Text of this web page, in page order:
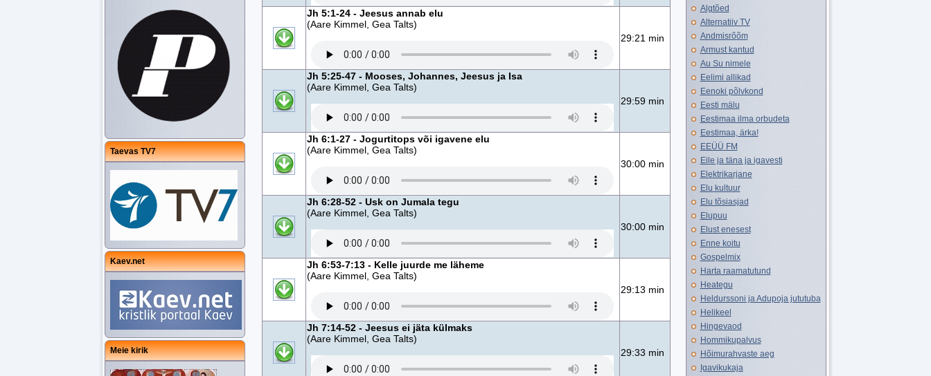
Taevas TV7
Kaev.net
Meie kirik
Jh 5:1-24 - Jeesus annab elu
(Aare Kimmel, Gea Talts)
29:21 min
Jh 5:25-47 - Mooses, Johannes, Jeesus ja Isa
(Aare Kimmel, Gea Talts)
29:59 min
Jh 6:1-27 - Jogurtitops või igavene elu
(Aare Kimmel, Gea Talts)
30:00 min
Jh 6:28-52 - Usk on Jumala tegu
(Aare Kimmel, Gea Talts)
30:00 min
Jh 6:53-7:13 - Kelle juurde me läheme
(Aare Kimmel, Gea Talts)
29:13 min
Jh 7:14-52 - Jeesus ei jäta külmaks
(Aare Kimmel, Gea Talts)
29:33 min
Algtõed
Alternatiiv TV
Andmisrõõm
Armust kantud
Au Su nimele
Eelimi allikad
Eenoki põlvkond
Eesti mälu
Eestimaa ilma orbudeta
Eestimaa, ärka!
EEÜÜ FM
Eile ja täna ja igavesti
Elektrikarjane
Elu kultuur
Elu tõsiasjad
Elupuu
Elust enesest
Enne koitu
Gospelmix
Harta raamatutund
Heategu
Heldurssoni ja Adupoja jututuba
Helikeel
Hingevaod
Hommikupalvus
Hõimurahvaste aeg
Igavikukaja